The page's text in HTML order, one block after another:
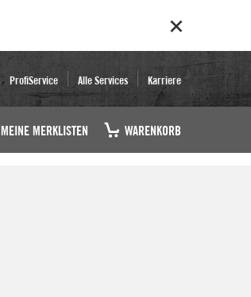
ProfiService Alle Services Karriere
MEINE MERKLISTEN WARENKORB